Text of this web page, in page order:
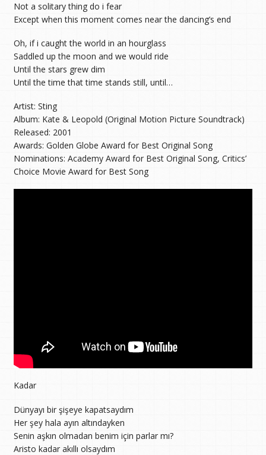
Not a solitary thing do i fear
Except when this moment comes near the dancing’s end
Oh, if i caught the world in an hourglass
Saddled up the moon and we would ride
Until the stars grew dim
Until the time that time stands still, until…
Artist: Sting
Album: Kate & Leopold (Original Motion Picture Soundtrack)
Released: 2001
Awards: Golden Globe Award for Best Original Song
Nominations: Academy Award for Best Original Song, Critics’
Choice Movie Award for Best Song
Kadar
Dünyayı bir şişeye kapatsaydım
Her şey hala ayın altındayken
Senin aşkın olmadan benim için parlar mı?
Aristo kadar akıllı olsaydım